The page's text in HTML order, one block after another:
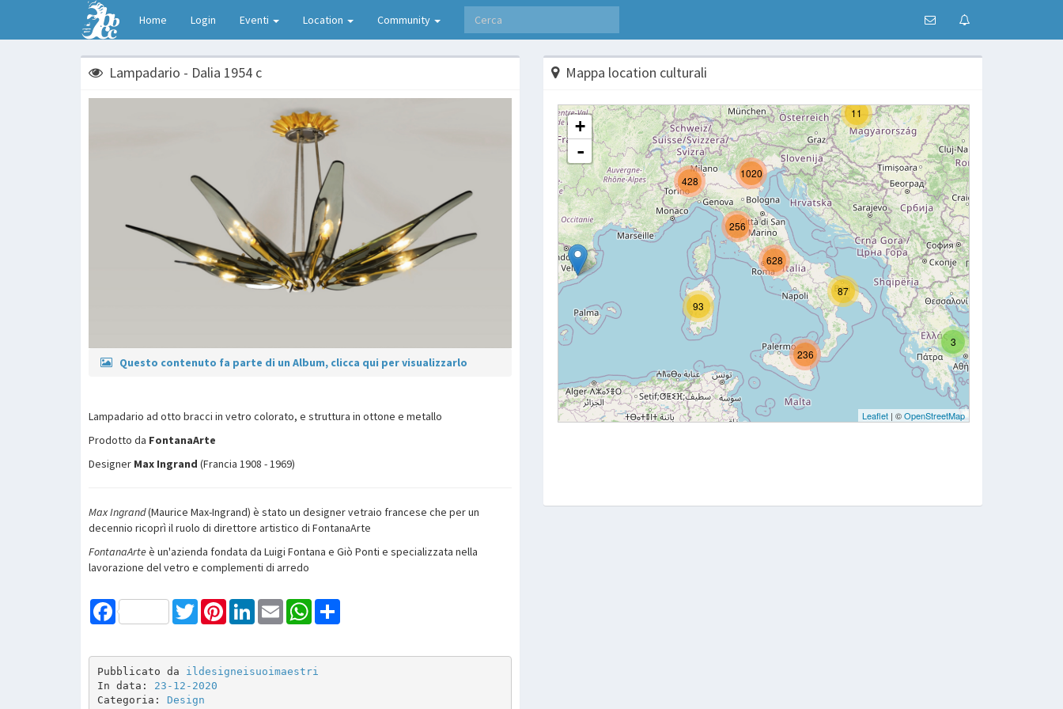
Home Login Eventi Location Community
Lampadario - Dalia 1954 c
Questo contenuto fa parte di un Album, clicca qui per visualizzarlo
Lampadario ad otto bracci in vetro colorato, e struttura in ottone e metallo
Prodotto da FontanaArte
Designer Max Ingrand (Francia 1908 - 1969)
Max Ingrand(Maurice Max-Ingrand) è stato un designer vetraio francese che per un
decennio ricoprì il ruolo di direttore artistico di FontanaArte
FontanaArteè un'azienda fondata da Luigi Fontana e Giò Ponti e specializzata nella
lavorazione del vetro e complementi di arredo
Facebook TwitterPinterestLinkedInEmail WhatsApp
Pubblicato da ildesigneisuoimaestri
In data: 23-12-2020
Categoria: Design
Mappa location culturali